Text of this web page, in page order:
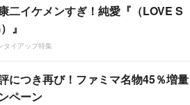
二イケメンすぎ！純愛『（LOVE S
』
タイアップ特集
につき再び！ファミマ名物45％増量
ペーン